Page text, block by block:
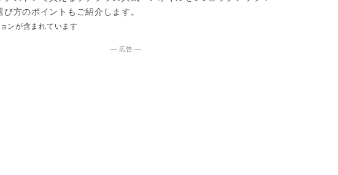
方のポイントもご紹介します。
ンが含まれています
― 広告 ―